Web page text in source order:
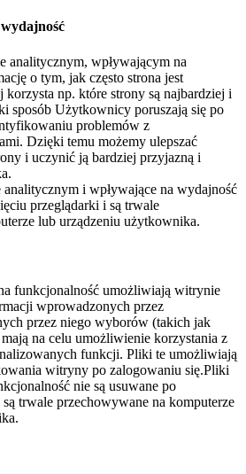
analitycznym, wpływającym na
o tym, jak często strona jest
korzysta np. które strony są najbardziej i
sposób Użytkownicy poruszają się po
problemów z
Dzięki temu możemy ulepszać
i uczynić ją bardziej przyjazną i
i wpływające na wydajność
przeglądarki i są trwale
lub urządzeniu użytkownika.
funkcjonalność umożliwiają witrynie
wprowadzonych przez
przez niego wyborów (takich jak
na celu umożliwienie korzystania z
funkcji. Pliki te umożliwiają
witryny po zalogowaniu się.Pliki
nie są usuwane po
trwale przechowywane na komputerze